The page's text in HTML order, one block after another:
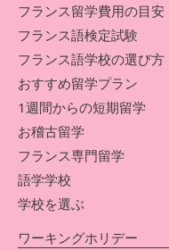
フランス留学費用の目安
フランス語検定試験
フランス語学校の選び方
おすすめ留学プラン
1週間からの短期留学
お稽古留学
フランス専門留学
語学学校
学校を選ぶ
ワーキングホリデー